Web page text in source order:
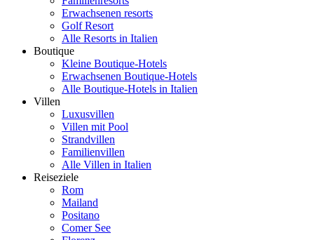
Erwachsenen resorts
Golf Resort
Alle Resorts in Italien
Boutique
Kleine Boutique-Hotels
Erwachsenen Boutique-Hotels
Alle Boutique-Hotels in Italien
Villen
Luxusvillen
Villen mit Pool
Strandvillen
Familienvillen
Alle Villen in Italien
Reiseziele
Rom
Mailand
Positano
Comer See